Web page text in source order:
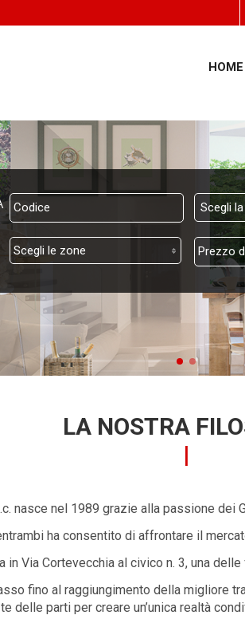
HOME
Scegli
Scegli le zone
LA NOSTRA
nasce nel 1989 grazie alla passione
ha consentito di affrontare il
in Via Cortevecchia al civico n. 3, una
fino al raggiungimento della migliore
delle parti per creare un’unica realtà